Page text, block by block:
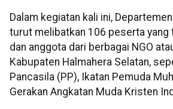
Dalam kegiatan kali ini,
turut melibatkan 106 peserta yang
dan anggota dari berbagai NGO
Kabupaten Halmahera Selatan,
Pancasila (PP), Ikatan Pemuda
Gerakan Angkatan Muda Kristen